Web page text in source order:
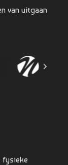
van uitgaan
fysieke